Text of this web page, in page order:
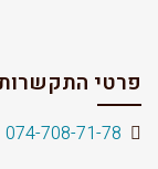
פרטי
074-708-71-78